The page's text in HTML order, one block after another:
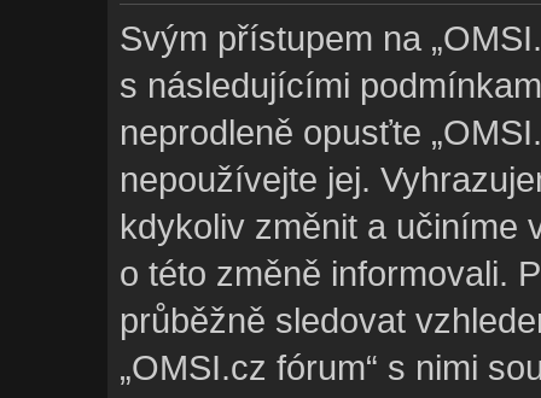
Svým přístupem na
s následujícími
neprodleně opusťte
nepoužívejte jej.
kdykoliv změnit a učiníme
o této změně informovali.
průběžně sledovat
„OMSI.cz fórum“ s nimi